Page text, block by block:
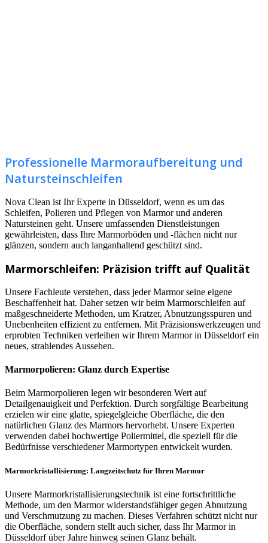
Professionelle Marmoraufbereitung und
Natursteinschleifen
Nova Clean ist Ihr Experte in Düsseldorf, wenn es um das
Schleifen, Polieren und Pflegen von Marmor und anderen
Natursteinen geht. Unsere umfassenden Dienstleistungen
gewährleisten, dass Ihre Marmorböden und -flächen nicht nur
glänzen, sondern auch langanhaltend geschützt sind.
Marmorschleifen: Präzision trifft auf Qualität
Unsere Fachleute verstehen, dass jeder Marmor seine eigene
Beschaffenheit hat. Daher setzen wir beim Marmorschleifen auf
maßgeschneiderte Methoden, um Kratzer, Abnutzungsspuren und
Unebenheiten effizient zu entfernen. Mit Präzisionswerkzeugen und
erprobten Techniken verleihen wir Ihrem Marmor in Düsseldorf ein
neues, strahlendes Aussehen.
Marmorpolieren: Glanz durch Expertise
Beim Marmorpolieren legen wir besonderen Wert auf
Detailgenauigkeit und Perfektion. Durch sorgfältige Bearbeitung
erzielen wir eine glatte, spiegelgleiche Oberfläche, die den
natürlichen Glanz des Marmors hervorhebt. Unsere Experten
verwenden dabei hochwertige Poliermittel, die speziell für die
Bedürfnisse verschiedener Marmortypen entwickelt wurden.
Marmorkristallisierung: Langzeitschutz für Ihren Marmor
Unsere Marmorkristallisierungstechnik ist eine fortschrittliche
Methode, um den Marmor widerstandsfähiger gegen Abnutzung
und Verschmutzung zu machen. Dieses Verfahren schützt nicht nur
die Oberfläche, sondern stellt auch sicher, dass Ihr Marmor in
Düsseldorf über Jahre hinweg seinen Glanz behält.